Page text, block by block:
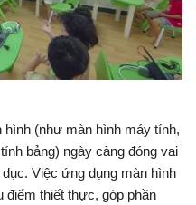
hình (như màn hình máy tính,
bảng) ngày càng đóng vai
Việc ứng dụng màn hình
điểm thiết thực, góp phần